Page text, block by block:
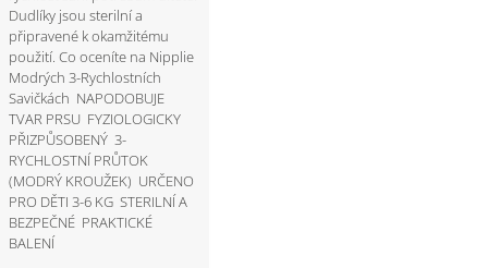
Dudlíky jsou sterilní a
připravené k okamžitému
použití. Co oceníte na Nipplie
Modrých 3-Rychlostních
Savičkách NAPODOBUJE
TVAR PRSU FYZIOLOGICKY
PŘIZPŮSOBENÝ 3-
RYCHLOSTNÍ PRŮTOK
(MODRÝ KROUŽEK) URČENO
PRO DĚTI 3-6 KG STERILNÍ A
BEZPEČNÉ PRAKTICKÉ
BALENÍ